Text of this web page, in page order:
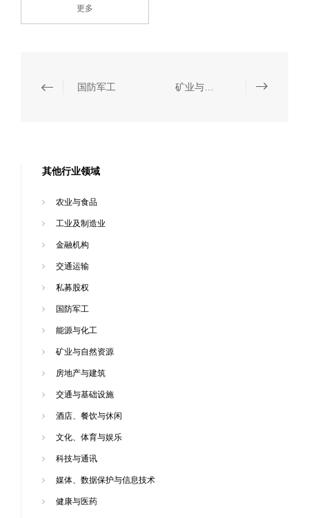
更多
国防军工
其他行业领域
农业与食品
工业及制造业
金融机构
交通运输
私募股权
国防军工
能源与化工
矿业与自然资源
房地产与建筑
交通与基础设施
酒店、餐饮与休闲
文化、体育与娱乐
科技与通讯
媒体、数据保护与信息技术
健康与医药